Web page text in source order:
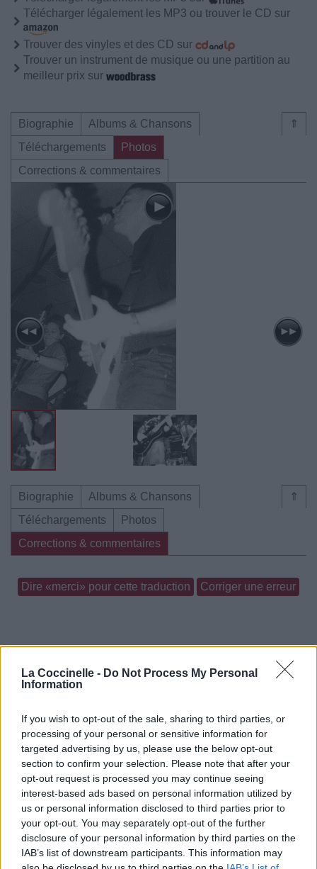
La Coccinelle - Do Not Process My Personal
Information
If you wish to opt-out of the sale, sharing to third parties, or
processing of your personal or sensitive information for
targeted advertising by us, please use the below opt-out
section to confirm your selection. Please note that after your
opt-out request is processed you may continue seeing
interest-based ads based on personal information utilized by
us or personal information disclosed to third parties prior to
your opt-out. You may separately opt-out of the further
disclosure of your personal information by third parties on the
IAB’s list of downstream participants. This information may
Télécharger légalement les MP3 ou trouver le CD sur
Trouver des vinyles et des CD sur
Trouver un instrument de musique ou une partition au
meilleur prix sur
⇑
Biographie
Albums & Chansons
Téléchargements
Photos
Corrections & commentaires
⇑
Biographie
Albums & Chansons
Téléchargements
Photos
Corrections & commentaires
Dire «merci» pour cette traduction Corriger une erreur